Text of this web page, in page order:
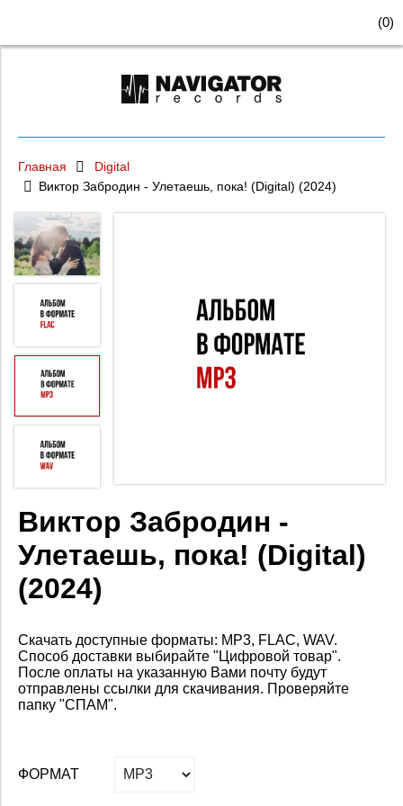
(0)
Главная
Digital
Виктор Забродин - Улетаешь, пока! (Digital) (2024)
Виктор Забродин -
Улетаешь, пока! (Digital)
(2024)
Скачать доступные форматы: MP3, FLAC, WAV.
Способ доставки выбирайте "Цифровой товар".
После оплаты на указанную Вами почту будут
отправлены ссылки для скачивания. Проверяйте
папку "СПАМ".
ФОРМАТ